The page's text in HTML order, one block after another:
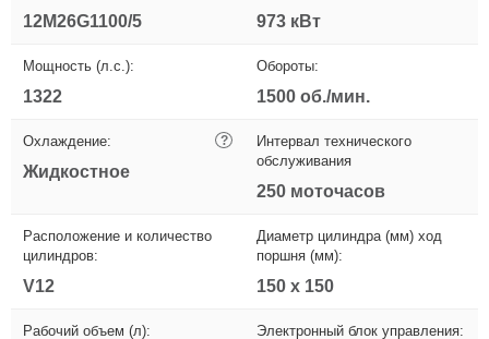
12M26G1100/5 973 кВт
Мощность (л.с.):
1322
Обороты:
1500 об./мин.
Охлаждение: ?
Жидкостное
Интервал технического
обслуживания
250 моточасов
Расположение и количество
цилиндров:
V12
Диаметр цилиндра (мм) ход
поршня (мм):
150 х 150
Рабочий объем (л): Электронный блок управления: